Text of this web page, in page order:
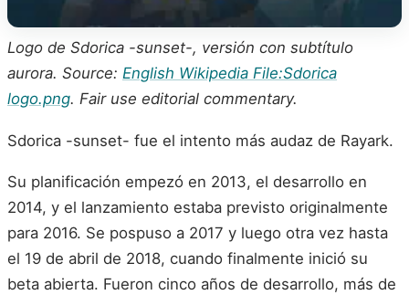
Logo de Sdorica -sunset-, versión con subtítulo
aurora. Source: English Wikipedia File:Sdorica
logo.png. Fair use editorial commentary.
Sdorica -sunset- fue el intento más audaz de Rayark.
Su planificación empezó en 2013, el desarrollo en
2014, y el lanzamiento estaba previsto originalmente
para 2016. Se pospuso a 2017 y luego otra vez hasta
el 19 de abril de 2018, cuando finalmente inició su
beta abierta. Fueron cinco años de desarrollo, más de